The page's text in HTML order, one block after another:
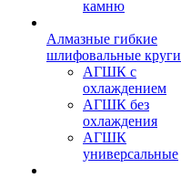
камню
Алмазные гибкие
шлифовальные круги
АГШК с
охлаждением
АГШК без
охлаждения
АГШК
универсальные